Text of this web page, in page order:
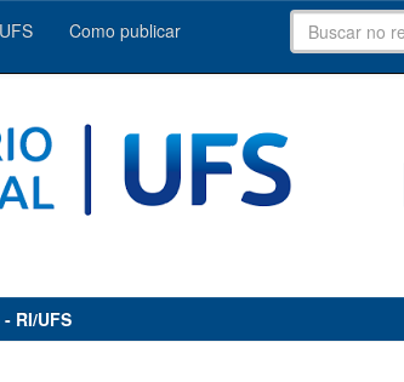
Como publicar
RI/UFS